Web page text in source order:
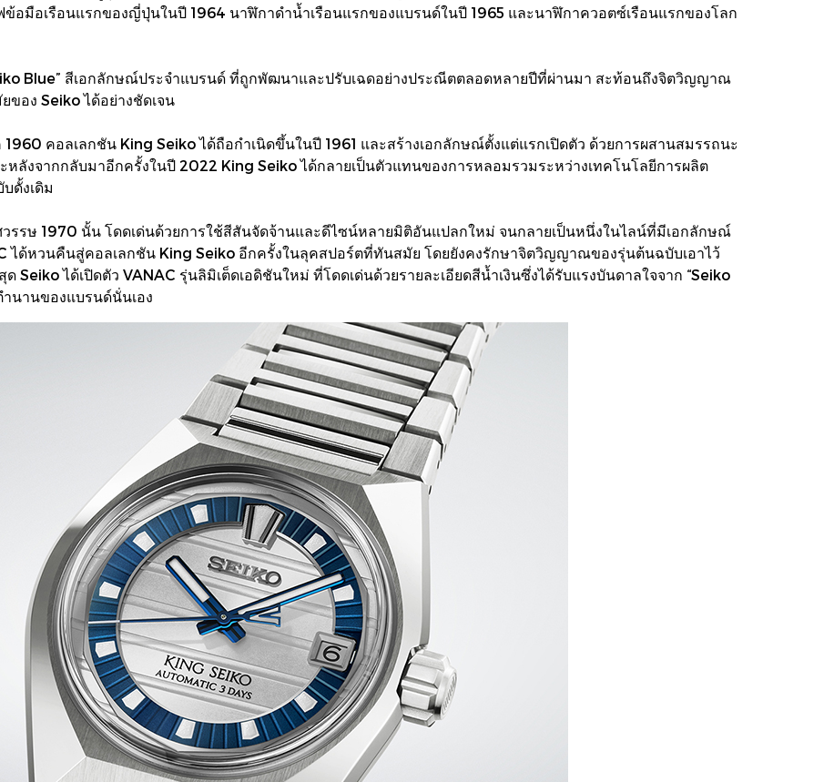
อมือเรือนแรกของญี่ปุ่นในปี 1964 นาฬิกาดำน้ำเรือนแรกของแบรนด์ในปี 1965 และนาฬิกาควอตซ์เรือนแรกของโลก
Blue” สีเอกลักษณ์ประจำแบรนด์ ที่ถูกพัฒนาและปรับเฉดอย่างประณีตตลอดหลายปีที่ผ่านมา สะท้อนถึงจิตวิญญาณ
อง Seiko ได้อย่างชัดเจน
คอลเลกชัน King Seiko ได้ถือกำเนิดขึ้นในปี 1961 และสร้างเอกลักษณ์ตั้งแต่แรกเปิดตัว ด้วยการผสานสมรรถนะ
หลังจากกลับมาอีกครั้งในปี 2022 King Seiko ได้กลายเป็นตัวแทนของการหลอมรวมระหว่างเทคโนโลยีการผลิต
ดั้งเดิม
รรษ 1970 นั้น โดดเด่นด้วยการใช้สีสันจัดจ้านและดีไซน์หลายมิติอันแปลกใหม่ จนกลายเป็นหนึ่งในไลน์ที่มีเอกลักษณ์
ได้หวนคืนสู่คอลเลกชัน King Seiko อีกครั้งในลุคสปอร์ตที่ทันสมัย โดยยังคงรักษาจิตวิญญาณของรุ่นต้นฉบับเอาไว้
ได้เปิดตัว VANAC รุ่นลิมิเต็ดเอดิชันใหม่ ที่โดดเด่นด้วยรายละเอียดสีน้ำเงินซึ่งได้รับแรงบันดาลใจจาก “Seiko
นานของแบรนด์นั่นเอง